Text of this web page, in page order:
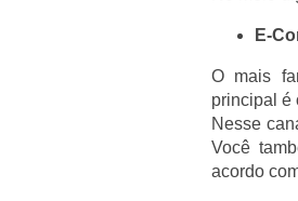
E-
O mais
principal é
Nesse
Você
acordo